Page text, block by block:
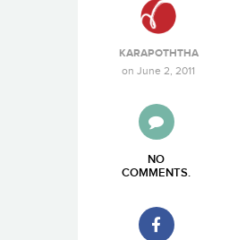
KARAPOTHTHA
on June 2, 2011
NO
COMMENTS.